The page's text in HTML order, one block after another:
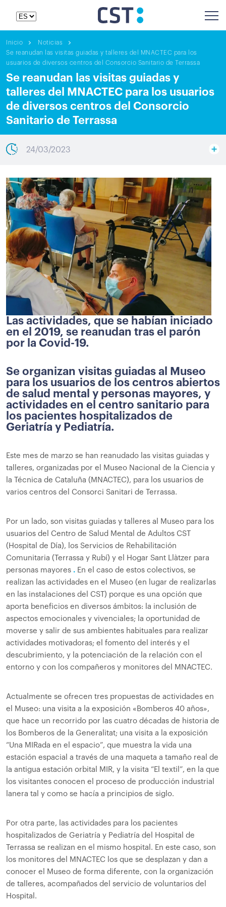
Inicio
Noticias
Se reanudan las visitas guiadas y talleres del MNACTEC para los
usuarios de diversos centros del Consorcio Sanitario de Terrassa
Se reanudan las visitas guiadas y
talleres del MNACTEC para los usuarios
de diversos centros del Consorcio
Sanitario de Terrassa
24/03/2023
Las actividades, que se habían iniciado
en el 2019, se reanudan tras el parón
por la Covid-19.
Se organizan visitas guiadas al Museo
para los usuarios de los centros abiertos
de salud mental y personas mayores, y
actividades en el centro sanitario para
los pacientes hospitalizados de
Geriatría y Pediatría.
Este mes de marzo se han reanudado las visitas guiadas y
talleres, organizadas por el Museo Nacional de la Ciencia y
la Técnica de Cataluña (MNACTEC), para los usuarios de
varios centros del Consorci Sanitari de Terrassa.
Por un lado, son visitas guiadas y talleres al Museo para los
usuarios del Centro de Salud Mental de Adultos CST
(Hospital de Día), los Servicios de Rehabilitación
Comunitaria (Terrassa y Rubí) y el Hogar Sant Llàtzer para
personas mayores . En el caso de estos colectivos, se
realizan las actividades en el Museo (en lugar de realizarlas
en las instalaciones del CST) porque es una opción que
aporta beneficios en diversos ámbitos: la inclusión de
aspectos emocionales y vivenciales; la oportunidad de
moverse y salir de sus ambientes habituales para realizar
actividades motivadoras; el fomento del interés y el
descubrimiento, y la potenciación de la relación con el
entorno y con los compañeros y monitores del MNACTEC.
Actualmente se ofrecen tres propuestas de actividades en
el Museo: una visita a la exposición «Bomberos 40 años»,
que hace un recorrido por las cuatro décadas de historia de
los Bomberos de la Generalitat; una visita a la exposición
“Una MIRada en el espacio”, que muestra la vida una
estación espacial a través de una maqueta a tamaño real de
la antigua estación orbital MIR, y la visita “El textil”, en la que
los visitantes conocen el proceso de producción industrial
lanera tal y como se hacía a principios de siglo.
Por otra parte, las actividades para los pacientes
hospitalizados de Geriatría y Pediatría del Hospital de
Terrassa se realizan en el mismo hospital. En este caso, son
los monitores del MNACTEC los que se desplazan y dan a
conocer el Museo de forma diferente, con la organización
de talleres, acompañados del servicio de voluntarios del
Hospital.